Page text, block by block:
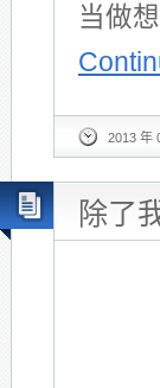
当做
2013 年
除了